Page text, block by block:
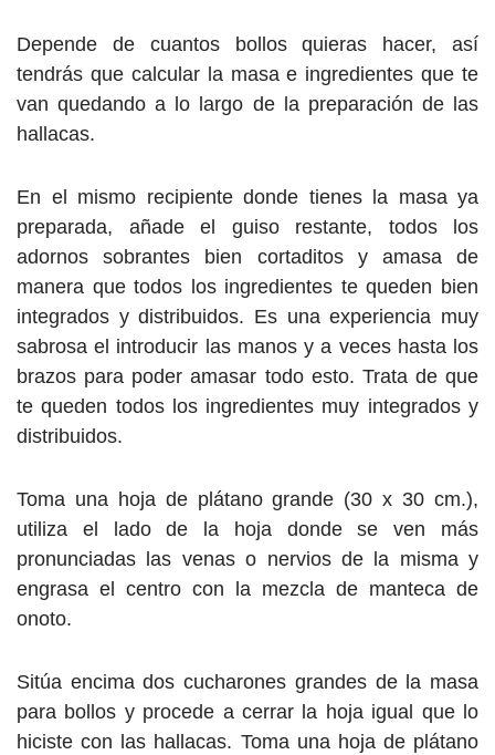
Depende de cuantos bollos quieras hacer, así
tendrás que calcular la masa e ingredientes que te
van quedando a lo largo de la preparación de las
hallacas.
En el mismo recipiente donde tienes la masa ya
preparada, añade el guiso restante, todos los
adornos sobrantes bien cortaditos y amasa de
manera que todos los ingredientes te queden bien
integrados y distribuidos. Es una experiencia muy
sabrosa el introducir las manos y a veces hasta los
brazos para poder amasar todo esto. Trata de que
te queden todos los ingredientes muy integrados y
distribuidos.
Toma una hoja de plátano grande (30 x 30 cm.),
utiliza el lado de la hoja donde se ven más
pronunciadas las venas o nervios de la misma y
engrasa el centro con la mezcla de manteca de
onoto.
Sitúa encima dos cucharones grandes de la masa
para bollos y procede a cerrar la hoja igual que lo
hiciste con las hallacas. Toma una hoja de plátano